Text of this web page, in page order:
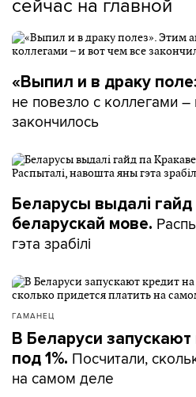
«Выпил и в драку
не повезло с коллегами
закончилось
Беларусы выдалі
беларускай мове.
гэта зрабілі
ГАМАНЕЦ
В Беларуси
под 1%. Посчитали,
на самом деле